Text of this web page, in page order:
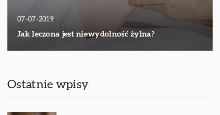
07-07-2019
Jak leczona jest niewydolność żylna?
Ostatnie wpisy